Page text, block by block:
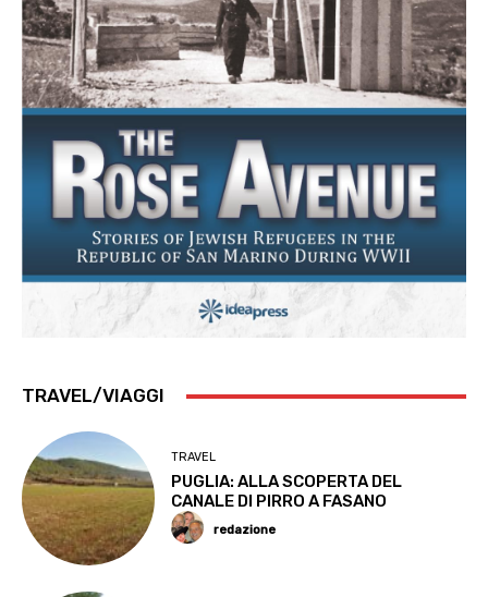
TRAVEL/VIAGGI
TRAVEL
PUGLIA: ALLA SCOPERTA DEL
CANALE DI PIRRO A FASANO
redazione